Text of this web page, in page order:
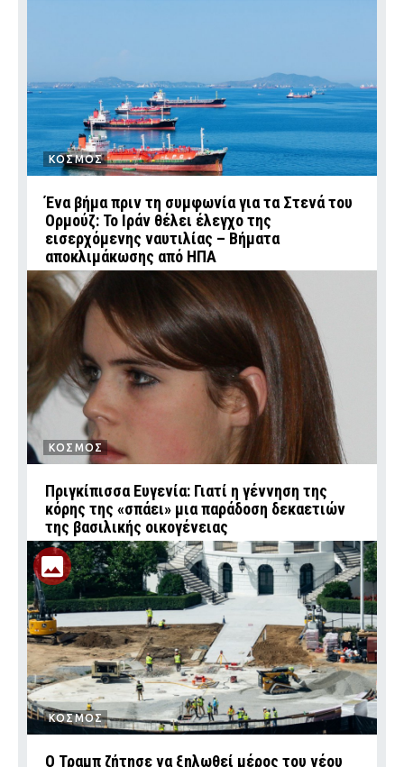
ΚΟΣΜΟΣ
Ένα βήμα πριν τη συμφωνία για τα Στενά του
Ορμούζ: Το Ιράν θέλει έλεγχο της
εισερχόμενης ναυτιλίας – Βήματα
αποκλιμάκωσης από ΗΠΑ
ΚΟΣΜΟΣ
Πριγκίπισσα Ευγενία: Γιατί η γέννηση της
κόρης της «σπάει» μια παράδοση δεκαετιών
της βασιλικής οικογένειας
ΚΟΣΜΟΣ
Ο Τραμπ ζήτησε να ξηλωθεί μέρος του νέου